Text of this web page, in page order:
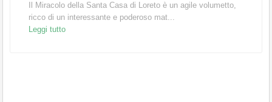
Il Miracolo della Santa Casa di Loreto è un agile volumetto,
ricco di un interessante e poderoso mat...
Leggi tutto